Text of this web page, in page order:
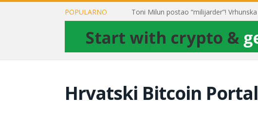
POPULARNO
Hrvatski Bitcoin Portal